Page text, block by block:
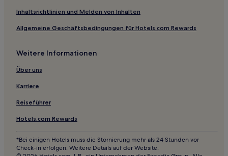
Business in Jiangsu
Günstige in Kunshan
Günstige in Rugao
Günstige in Wuzhong
Luxus in Wuzhong
Hotels mit inbegriffenem Frühstück in Wuzhong
Hotels mit Pool in Wuzhong
Hotels nahe Baodai-Brücke
Inhaltsrichtlinien und Melden von Inhalten
Allgemeine Geschäftsbedingungen für Hotels.com Rewards
Weitere Informationen
Über uns
Karriere
Reiseführer
Hotels.com Rewards
*Bei einigen Hotels muss die Stornierung mehr als 24 Stunden vor
Check-in erfolgen. Weitere Details auf der Website.